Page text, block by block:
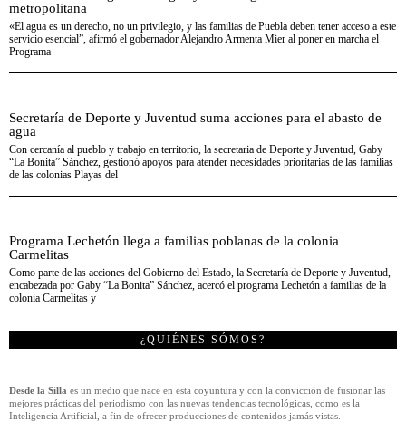
metropolitana
«El agua es un derecho, no un privilegio, y las familias de Puebla deben tener acceso a este
servicio esencial”, afirmó el gobernador Alejandro Armenta Mier al poner en marcha el
Programa
Secretaría de Deporte y Juventud suma acciones para el abasto de
agua
Con cercanía al pueblo y trabajo en territorio, la secretaria de Deporte y Juventud, Gaby
“La Bonita” Sánchez, gestionó apoyos para atender necesidades prioritarias de las familias
de las colonias Playas del
Programa Lechetón llega a familias poblanas de la colonia
Carmelitas
Como parte de las acciones del Gobierno del Estado, la Secretaría de Deporte y Juventud,
encabezada por Gaby “La Bonita” Sánchez, acercó el programa Lechetón a familias de la
colonia Carmelitas y
¿QUIÉNES SÓMOS?
Desde la Silla es un medio que nace en esta coyuntura y con la convicción de fusionar las
mejores prácticas del periodismo con las nuevas tendencias tecnológicas, como es la
Inteligencia Artificial, a fin de ofrecer producciones de contenidos jamás vistas.